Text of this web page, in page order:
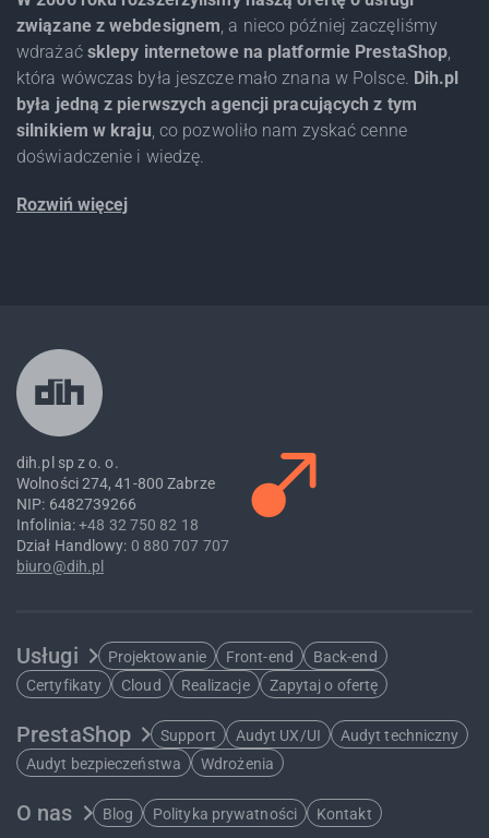
związane z webdesignem, a nieco później zaczęliśmy
wdrażać sklepy internetowe na platformie PrestaShop,
która wówczas była jeszcze mało znana w Polsce. Dih.pl
była jedną z pierwszych agencji pracujących z tym
silnikiem w kraju, co pozwoliło nam zyskać cenne
doświadczenie i wiedzę.
Rozwiń więcej
dih.pl sp z o. o.
Wolności 274, 41-800 Zabrze
NIP: 6482739266
Infolinia:+48 32 750 82 18
Dział Handlowy: 0 880 707 707
biuro@dih.pl
Usługi Projektowanie Front-end
Back-end
Certyfikaty
Cloud Realizacje Zapytaj o ofertę
PrestaShop Support Audyt UX/UI
Audyt techniczny
Audyt bezpieczeństwa
Wdrożenia
O nas Blog Polityka prywatności Kontakt